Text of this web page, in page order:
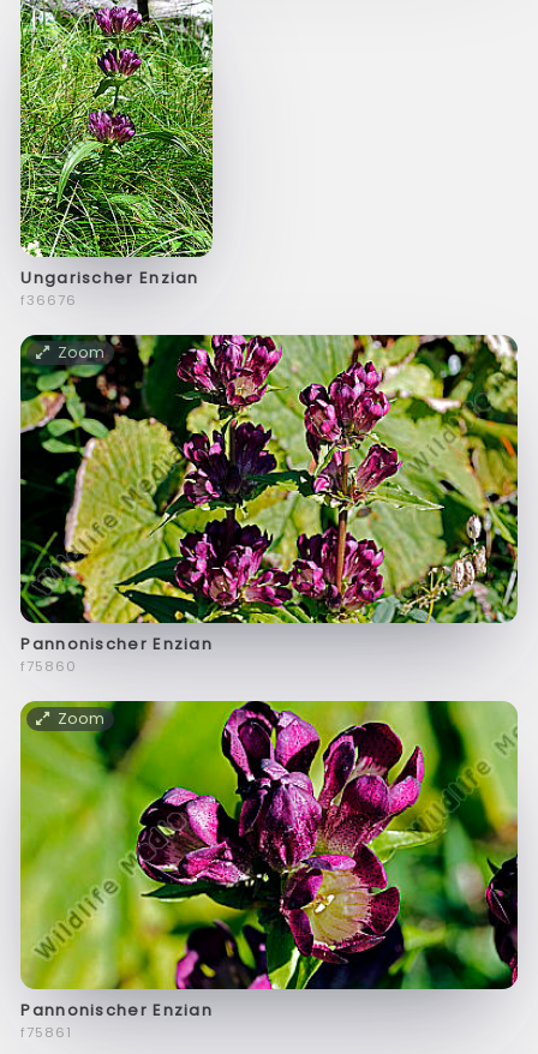
Ungarischer Enzian
f36676
Zoom
Pannonischer Enzian
f75860
Zoom
Pannonischer Enzian
f75861